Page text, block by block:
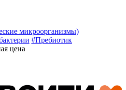
микроорганизмы)
#Пребиотик
цена